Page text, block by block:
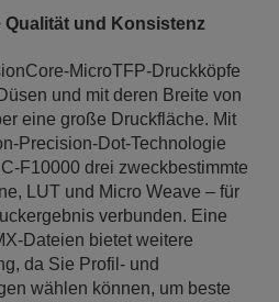
Qualität und Konsistenz
MicroTFP-Druckköpfe
und mit deren Breite von
eine große Druckfläche. Mit
Precision-Dot-Technologie
F10000 drei zweckbestimmte
LUT und Micro Weave – für
verbunden. Eine
Dateien bietet weitere
da Sie Profil- und
wählen können, um beste